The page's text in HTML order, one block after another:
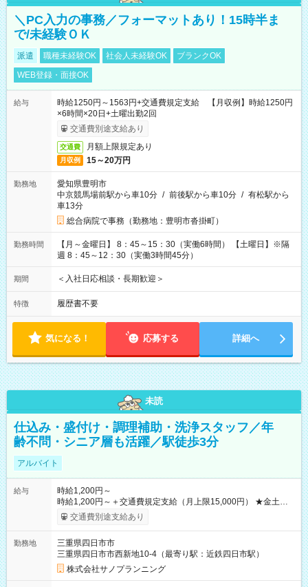
＼PC入力の事務／フォーマットあり！15時半ま
で/未経験ＯＫ
派遣 職種未経験OK 社会人未経験OK
ブランクOK
WEB登録・面接OK
給与
時給1250円～1563円+交通費規定支給 【月収例】時給1250円
×6時間×20日+土曜出勤2回
交通費別途支給あり
交通費 月額上限規定あり
月収例 15～20万円
勤務地
愛知県豊明市
中京競馬場前駅から車10分 / 前後駅から車10分 / 有松駅から
車13分
総合病院で事務（勤務地：豊明市沓掛町）
勤務時間
【月～金曜日】 8：45～15：30（実働6時間） 【土曜日】※隔
週 8：45～12：30（実働3時間45分）
期間 ＜入社日応相談・長期歓迎＞
特徴 履歴書不要
気になる！ 応募する 詳細へ
未読
仕込み・盛付け・調理補助・洗浄スタッフ／年
齢不問・シニア層も活躍／駅徒歩3分
アルバイト
給与
時給1,200円～
時給1,200円～＋交通費規定支給（月上限15,000円） ★金土祝
前日は時給＋50円 ★調理経験・スキルを考慮し、スタート時給
優遇あり 【試用期間】試用期間なし
交通費別途支給あり
勤務地
三重県四日市市
三重県四日市市西新地10-4（最寄り駅：近鉄四日市駅）
株式会社サノプランニング